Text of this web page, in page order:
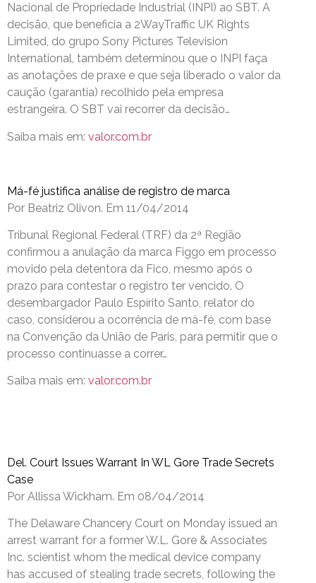
Nacional de Propriedade Industrial (INPI) ao SBT. A
decisão, que beneficia a 2WayTraffic UK Rights
Limited, do grupo Sony Pictures Television
International, também determinou que o INPI faça
as anotações de praxe e que seja liberado o valor da
caução (garantia) recolhido pela empresa
estrangeira. O SBT vai recorrer da decisão…
Saiba mais em: valor.com.br
Má-fé justifica análise de registro de marca
Por Beatriz Olivon. Em 11/04/2014
Tribunal Regional Federal (TRF) da 2ª Região
confirmou a anulação da marca Figgo em processo
movido pela detentora da Fico, mesmo após o
prazo para contestar o registro ter vencido. O
desembargador Paulo Espírito Santo, relator do
caso, considerou a ocorrência de má-fé, com base
na Convenção da União de Paris, para permitir que o
processo continuasse a correr…
Saiba mais em: valor.com.br
Del. Court Issues Warrant In WL Gore Trade Secrets
Case
Por Allissa Wickham. Em 08/04/2014
The Delaware Chancery Court on Monday issued an
arrest warrant for a former W.L. Gore & Associates
Inc. scientist whom the medical device company
has accused of stealing trade secrets, following the